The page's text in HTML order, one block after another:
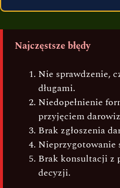
Najczęstsze błędy
Nie sprawdzenie,
długami.
Niedopełnienie
przyjęciem
Brak zgłoszenia
Nieprzygotowanie
Brak konsultacji z
decyzji.